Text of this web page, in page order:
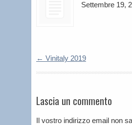
Settembre 19,
← Vinitaly 2019
Lascia un commento
Il vostro indirizzo email non